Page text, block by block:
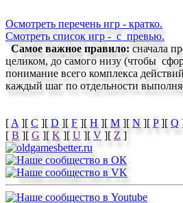
Осмотреть перечень игр - кратко.
Смотреть список игр - с превью.
Самое важное правило: сначала
целиком, до самого низу (чтобы
понимание всего комплекса
каждый шаг по отдельности
[ A ][ C ][ D ][ F ][ H ][ M ][ N ][ P][ Q
[ B ][ G ][ K ][ U ][ V ][ Z ]